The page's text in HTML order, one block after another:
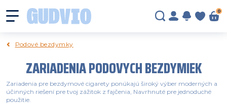
0
Podové bezdymky
ZARIADENIA PODOVYCH BEZDYMIEK
Zariadenia pre bezdymové cigarety ponúkajú široký výber moderných a
účinných riešení pre tvoj zážitok z fajčenia, Navrhnuté pre jednoduché
použitie.